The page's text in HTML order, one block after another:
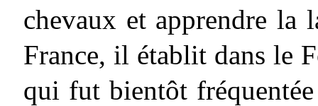
chevaux et apprendre la
France, il établit dans le
qui fut bientôt